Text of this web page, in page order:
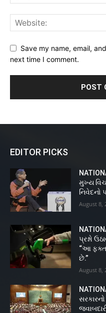
Save my name, email,
next time I comment.
EDITOR PICKS
મુખ્ય
નિવેદનો
August 8,
પ્રશ્નો
“આ ફક્ત
છે.”
August 8,